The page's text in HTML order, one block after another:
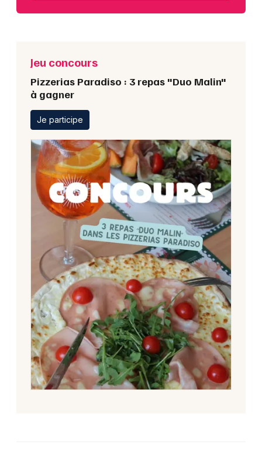
Jeu concours
Pizzerias Paradiso : 3 repas "Duo Malin"
à gagner
Je participe